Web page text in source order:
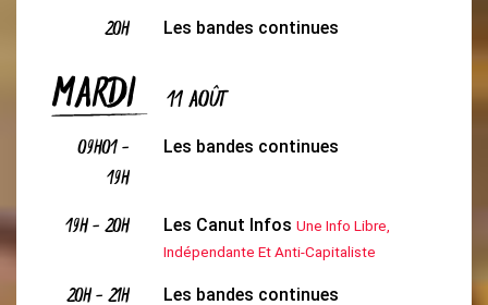
20H Les bandes continues
MARDI 11 AOÛT
09H01-
19H
Les bandes continues
19H-20H Les Canut Infos Une Info Libre,
Indépendante Et Anti-Capitaliste
20H-21H Les bandes continues